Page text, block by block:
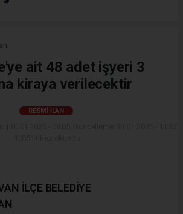
ait 48 adet işyeri 3
kiraya verilecektir
RESMI İLAN
İLÇE BELEDİYE